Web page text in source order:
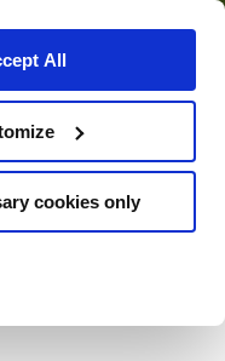
All
cookies only